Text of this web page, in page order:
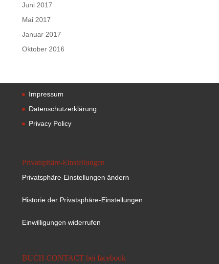
Juni 2017
Mai 2017
Januar 2017
Oktober 2016
Impressum
Datenschutzerklärung
Privacy Policy
Privatsphäre-Einstellungen
Privatsphäre-Einstellungen ändern
Historie der Privatsphäre-Einstellungen
Einwilligungen widerrufen
BUCH CONTACT bei facebook